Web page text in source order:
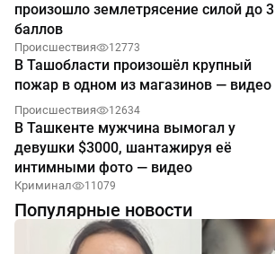
произошло землетрясение силой до 3
баллов
Происшествия 12773
В Ташобласти произошёл крупный
пожар в одном из магазинов — видео
Происшествия 12634
В Ташкенте мужчина вымогал у
девушки $3000, шантажируя её
интимными фото — видео
Криминал 11079
Популярные новости